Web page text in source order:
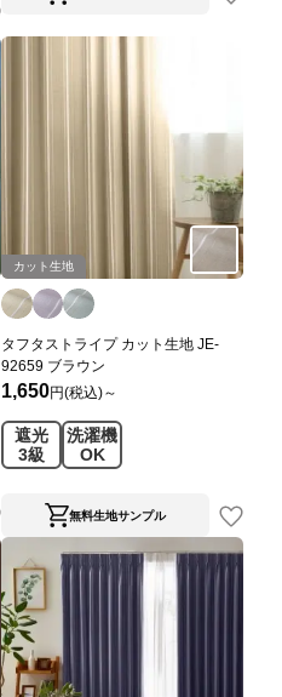
カット生地
タフタストライプ カット生地 JE-
92659 ブラウン
1,650円(税込)～
遮光
3級
洗濯機
OK
無料生地サンプル